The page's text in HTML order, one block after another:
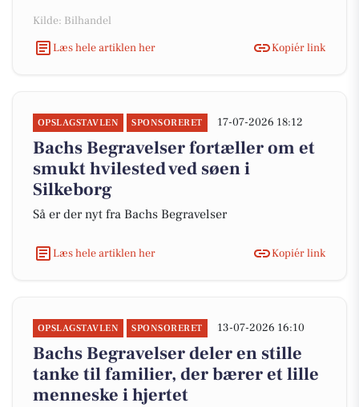
Kilde: Bilhandel
Læs hele artiklen her
Kopiér link
OPSLAGSTAVLEN SPONSORERET 17-07-2026 18:12
Bachs Begravelser fortæller om et
smukt hvilested ved søen i
Silkeborg
Så er der nyt fra Bachs Begravelser
Læs hele artiklen her Kopiér link
OPSLAGSTAVLEN SPONSORERET 13-07-2026 16:10
Bachs Begravelser deler en stille
tanke til familier, der bærer et lille
menneske i hjertet